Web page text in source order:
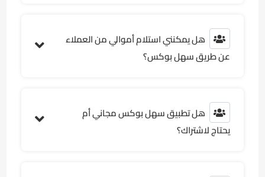
هل يمكنني استلام أموالي من العملاء
عن طريق سهل بوكس؟
هل تطبيق سهل بوكس مجاني أم
يحتاج لاشتراك؟